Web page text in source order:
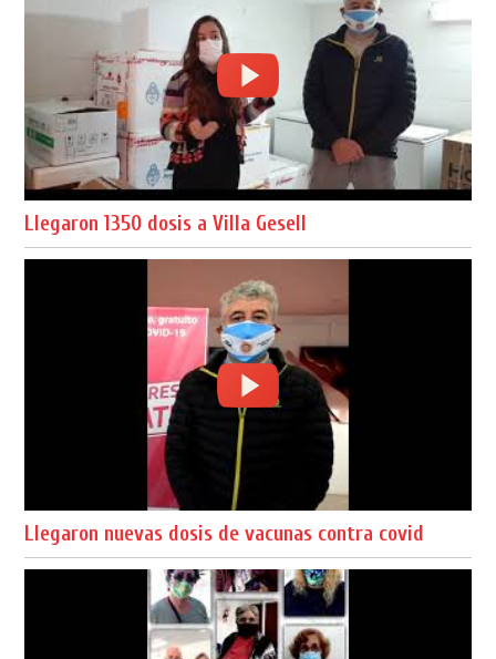
Llegaron 1350 dosis a Villa Gesell
Llegaron nuevas dosis de vacunas contra covid